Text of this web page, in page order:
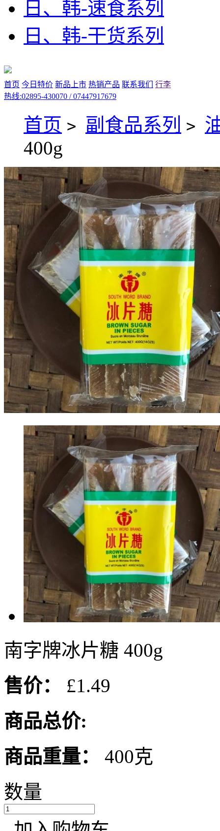
日、韩-速食系列
日、韩-干货系列
首页 今日特价 新品上市 热销产品 联系我们
行李
热线:02895-430070 / 07447917679
首页 > 副食品系列 >
400g
南字牌冰片糖 400g
售价：
£1.49
商品总价:
商品重量：
400克
数量